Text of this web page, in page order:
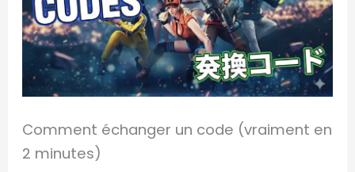
Comment échanger un code (vraiment en
2 minutes)